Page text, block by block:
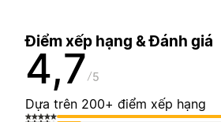
Điểm xếp hạng & Đánh giá
4,7 5
Dựa trên 200+ điểm xếp hạng